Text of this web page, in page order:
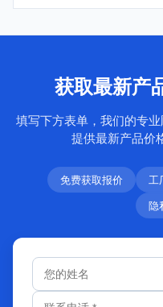
获取最新产
填写下方表单，我们的专
提供最新产品价
免费获取报价 工
隐